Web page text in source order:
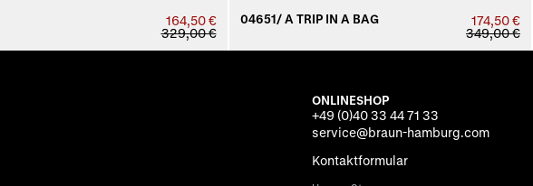
164,50 €
329,00 €
04651/ A TRIP IN A BAG
174,50 €
349,00 €
ONLINESHOP
+49 (0)40 33 44 71 33
service@braun-hamburg.com
Kontaktformular